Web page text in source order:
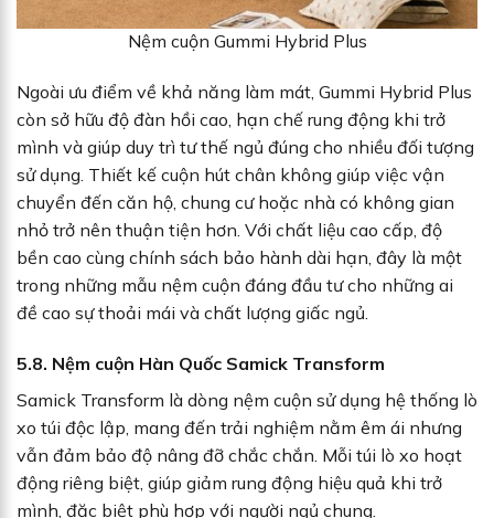
Nệm cuộn Gummi Hybrid Plus
Ngoài ưu điểm về khả năng làm mát, Gummi Hybrid Plus
còn sở hữu độ đàn hồi cao, hạn chế rung động khi trở
mình và giúp duy trì tư thế ngủ đúng cho nhiều đối tượng
sử dụng. Thiết kế cuộn hút chân không giúp việc vận
chuyển đến căn hộ, chung cư hoặc nhà có không gian
nhỏ trở nên thuận tiện hơn. Với chất liệu cao cấp, độ
bền cao cùng chính sách bảo hành dài hạn, đây là một
trong những mẫu nệm cuộn đáng đầu tư cho những ai
đề cao sự thoải mái và chất lượng giấc ngủ.
5.8. Nệm cuộn Hàn Quốc Samick Transform
Samick Transform là dòng nệm cuộn sử dụng hệ thống lò
xo túi độc lập, mang đến trải nghiệm nằm êm ái nhưng
vẫn đảm bảo độ nâng đỡ chắc chắn. Mỗi túi lò xo hoạt
động riêng biệt, giúp giảm rung động hiệu quả khi trở
mình, đặc biệt phù hợp với người ngủ chung.